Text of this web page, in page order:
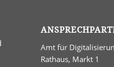
Amt für
Rathaus, Markt 1